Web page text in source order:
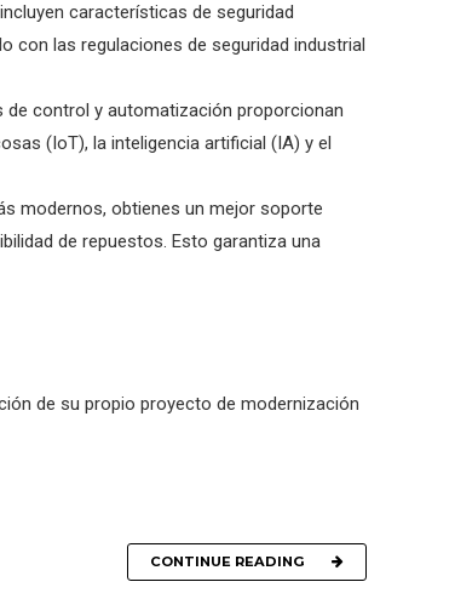
características de seguridad
con las regulaciones de seguridad industrial
control y automatización proporcionan
(IoT), la inteligencia artificial (IA) y el
modernos, obtienes un mejor soporte
de repuestos. Esto garantiza una
de su propio proyecto de modernización
CONTINUE READING